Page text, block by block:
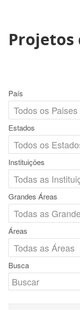
Projetos
País
Estados
Instituições
Grandes Áreas
Áreas
Busca